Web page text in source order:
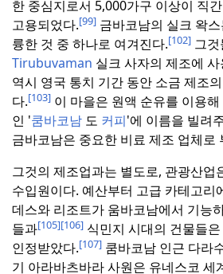
한 중심지로서 5,000가구 이상이 직
고용되었다.[99] 금바코남의 실크 왁
륭한 것 중 하나로 여겨진다.[102] 그
Tirubuvaman 실크 사자의 제조에
역시 영국 통치 기간 동안 소금 제조
다.[103] 이 마을은 원액 순유를 이용해
인 '쿰바코남 도 커피'에 이름을 빌려
금바코남은 중요한 비료 제조 업체로
그것의 제조업과는 별도로, 관광산업
수입원이다. 예산부터 고급 카테고리
데스와 리조트가 움바코남에서 기능
들과[105][106] 식민지 시대의 건물들
인정받았다.[107] 쿰바코남 인근 다라
기 아라바츠바라 사원은 유네스코 세